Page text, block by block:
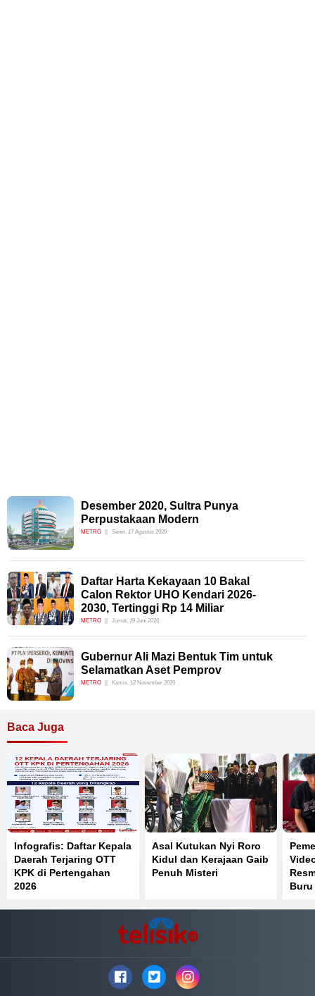
Desember 2020, Sultra Punya
Perpustakaan Modern
METRO Senin, 17 Agustus 2020
Daftar Harta Kekayaan 10 Bakal
Calon Rektor UHO Kendari 2026-
2030, Tertinggi Rp 14 Miliar
METRO Jumat, 19 Juni 2026
Gubernur Ali Mazi Bentuk Tim untuk
Selamatkan Aset Pemprov
METRO Kamis, 12 November 2020
Baca Juga
Infografis: Daftar Kepala
Daerah Terjaring OTT
KPK di Pertengahan
2026
Asal Kutukan Nyi Roro
Kidul dan Kerajaan Gaib
Penuh Misteri
Buru